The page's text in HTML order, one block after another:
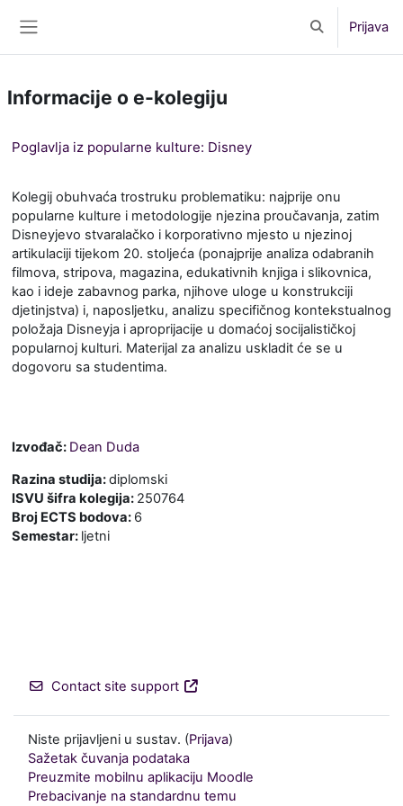
Toggle search
Prijava
Informacije o e-kolegiju
Poglavlja iz popularne kulture: Disney
Kolegij obuhvaća trostruku problematiku: najprije onu
popularne kulture i metodologije njezina proučavanja, zatim
Disneyjevo stvaralačko i korporativno mjesto u njezinoj
artikulaciji tijekom 20. stoljeća (ponajprije analiza odabranih
filmova, stripova, magazina, edukativnih knjiga i slikovnica,
kao i ideje zabavnog parka, njihove uloge u konstrukciji
djetinjstva) i, naposljetku, analizu specifičnog kontekstualnog
položaja Disneyja i aproprijacije u domaćoj socijalističkoj
popularnoj kulturi. Materijal za analizu uskladit će se u
dogovoru sa studentima.
Izvođač: Dean Duda
Razina studija:diplomski
ISVU šifra kolegija: 250764
Broj ECTS bodova: 6
Semestar: ljetni
Contact site support
Niste prijavljeni u sustav. (Prijava)
Sažetak čuvanja podataka
Preuzmite mobilnu aplikaciju Moodle
Prebacivanje na standardnu temu